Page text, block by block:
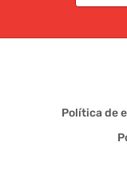
Política de